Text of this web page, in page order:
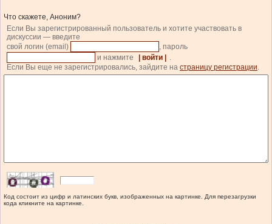
Что скажете, Аноним?
Если Вы зарегистрированный пользователь и хотите участвовать в
дискуссии — введите
свой логин (email)
, пароль
и нажмите
| войти |
.
Если Вы еще не зарегистрировались, зайдите на страницу регистрации.
Код состоит из цифр и латинских букв, изображенных на картинке. Для перезагрузки
кода кликните на картинке.